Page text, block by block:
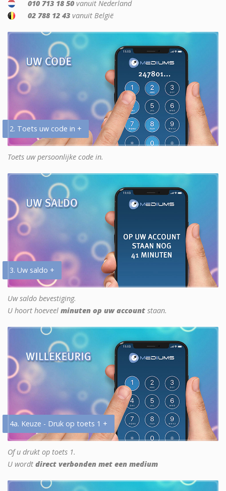
010 713 18 50 vanuit Nederland
02 788 12 43 vanuit België
2. Toets uw code in +
Toets uw persoonlijke code in.
3. Uw saldo +
Uw saldo bevestiging.
U hoort hoeveel minuten op uw account staan.
4a. Keuze - Druk op toets 1 +
Of u drukt op toets 1.
U wordt direct verbonden met een medium